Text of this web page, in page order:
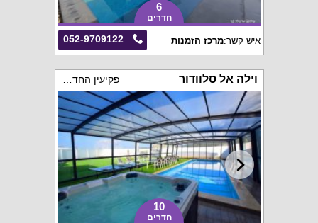
6
חדרים
052-9709122 איש קשר:מרכז הזמנות
וילה אל סלוודור
10
חדרים